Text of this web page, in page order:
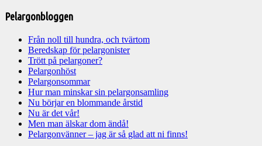
Pelargonbloggen
Från noll till hundra, och tvärtom
Beredskap för pelargonister
Trött på pelargoner?
Pelargonhöst
Pelargonsommar
Hur man minskar sin pelargonsamling
Nu börjar en blommande årstid
Nu är det vår!
Men man älskar dom ändå!
Pelargonvänner – jag är så glad att ni finns!